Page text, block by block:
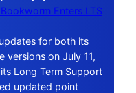
Enters LTS
for both its
versions on July 11,
Long Term Support
updated point